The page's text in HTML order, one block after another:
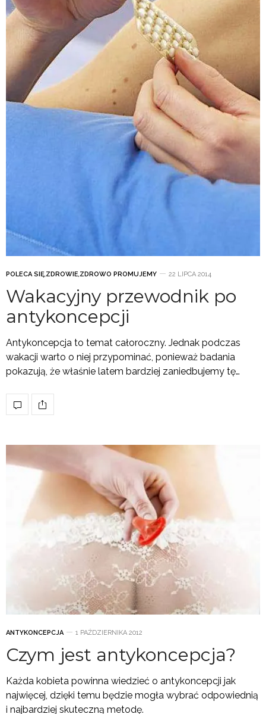
POLECA SIĘ,ZDROWIE,ZDROWO PROMUJEMY 22 LIPCA 2014
Wakacyjny przewodnik po
antykoncepcji
Antykoncepcja to temat całoroczny. Jednak podczas
wakacji warto o niej przypominać, ponieważ badania
pokazują, że właśnie latem bardziej zaniedbujemy tę…
ANTYKONCEPCJA 1 PAŹDZIERNIKA 2012
Czym jest antykoncepcja?
Każda kobieta powinna wiedzieć o antykoncepcji jak
najwięcej, dzięki temu będzie mogła wybrać odpowiednią
i najbardziej skuteczną metodę.